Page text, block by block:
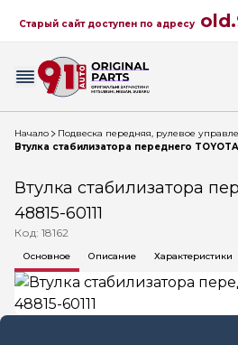
Старый сайт доступен по адресу
Начало
Подвеска передняя, рулевое
Втулка стабилизатора переднего TOYOTA
Втулка стабилизатора
48815-60111
Код: 18162
Основное Описание Характеристики